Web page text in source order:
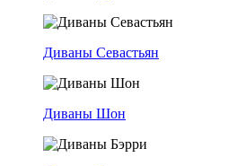
Диваны Севастьян
Диваны Шон